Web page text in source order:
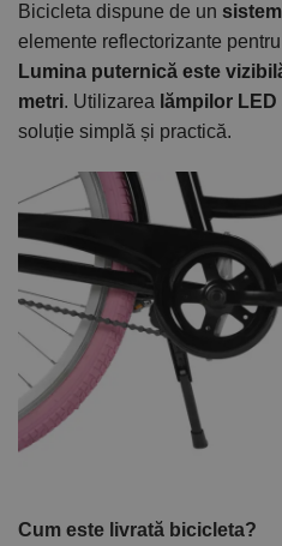
Bicicleta dispune de un
elemente reflectorizante
Lumina puternică este
metri. Utilizarea lămpilor LED
soluție simplă și practică.
Cum este livrată bicicleta?